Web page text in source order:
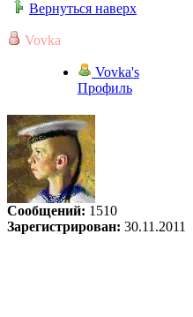
Вернуться наверх
Vovka
Vovka's
Профиль
Сообщений: 1510
Зарегистрирован: 30.11.2011